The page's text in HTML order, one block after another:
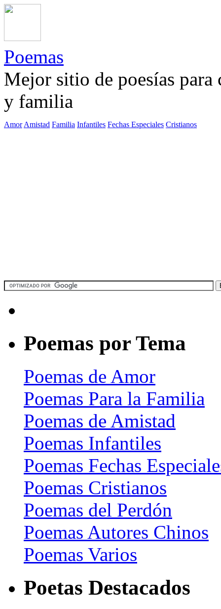
Poemas
Mejor sitio de poesías
y familia
Amor Amistad Familia Infantiles Fechas Especiales Cristianos
Poemas por Tema
Poemas de Amor
Poemas Para la Familia
Poemas de Amistad
Poemas Infantiles
Poemas Fechas
Poemas Cristianos
Poemas del Perdón
Poemas Autores Chinos
Poemas Varios
Poetas Destacados